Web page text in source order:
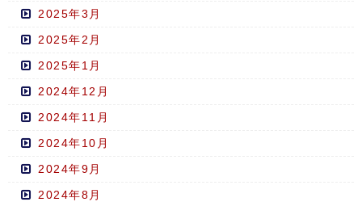
2025年3月
2025年2月
2025年1月
2024年12月
2024年11月
2024年10月
2024年9月
2024年8月